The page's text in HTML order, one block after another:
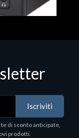
WIFI
Iscriviti
di sconto anticipate,
prodotti.